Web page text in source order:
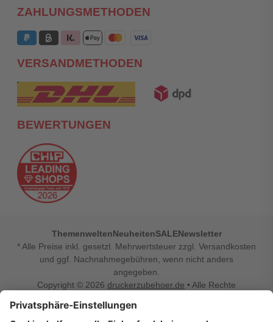
ZAHLUNGSMETHODEN
VERSANDMETHODEN
BEWERTUNGEN
ThemenweltenNeuheitenSALENewsletter
* Alle Preise inkl. gesetzl. Mehrwertsteuer zzgl. Versandkosten
und ggf. Nachnahmegebühren, wenn nicht anders
angegeben.
Copyright © 2026 druckerzubehoer.de • Alle Rechte
Vertrag widerrufen